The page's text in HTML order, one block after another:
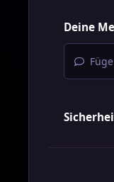
Deine